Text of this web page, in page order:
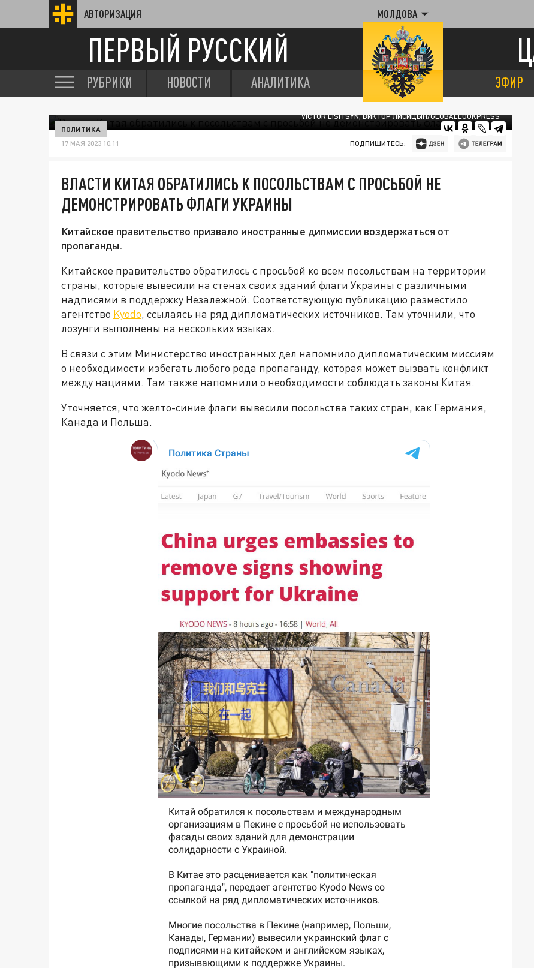
АВТОРИЗАЦИЯ МОЛДОВА
ПЕРВЫЙ РУССКИЙ
РУБРИКИ НОВОСТИ АНАЛИТИКА ЭФИР
VICTOR LISITSYN, ВИКТОР ЛИСИЦЫН/GLOBALLOOKPRESS
ПОЛИТИКА
17 МАЯ 2023 10:11 ПОДПИШИТЕСЬ:
ВЛАСТИ КИТАЯ ОБРАТИЛИСЬ К ПОСОЛЬСТВАМ С ПРОСЬБОЙ НЕ
ДЕМОНСТРИРОВАТЬ ФЛАГИ УКРАИНЫ
Китайское правительство призвало иностранные дипмиссии воздержаться от
пропаганды.
Китайское правительство обратилось с просьбой ко всем посольствам на территории
страны, которые вывесили на стенах своих зданий флаги Украины с различными
надписями в поддержку Незалежной. Соответствующую публикацию разместило
агентство Kyodo, ссылаясь на ряд дипломатических источников. Там уточнили, что
лозунги выполнены на нескольких языках.
В связи с этим Министерство иностранных дел напомнило дипломатическим миссиям
о необходимости избегать любого рода пропаганду, которая может вызвать конфликт
между нациями. Там также напомнили о необходимости соблюдать законы Китая.
Уточняется, что желто-синие флаги вывесили посольства таких стран, как Германия,
Канада и Польша.